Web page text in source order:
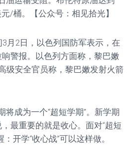
/桶。【公众号：相见拾光】
月2日，以色列国防军表示，在
警报。以色列方面称，黎巴嫩
级安全官员称，黎巴嫩发射火箭
将成为一个“超短学期”。新学期
最重要的就是收心。面对“超短
开学“收心战”可以这样做。